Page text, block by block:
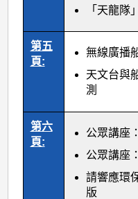
「天龍隊
第五
頁:
無線廣播
天文台與
測
第六
頁:
公眾講座
公眾講座
請響應環
版